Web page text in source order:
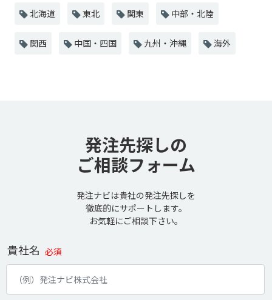
北海道 東北 関東 中部・北陸
関西 中国・四国 九州・沖縄 海外
発注先探しの
ご相談フォーム
発注ナビは貴社の発注先探しを
徹底的にサポートします。
お気軽にご相談下さい。
貴社名 必須